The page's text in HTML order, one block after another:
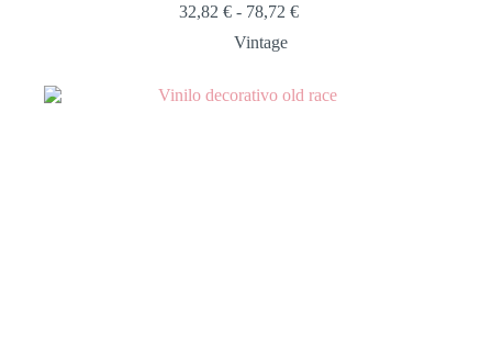
32,82 € - 78,72 €
Vintage